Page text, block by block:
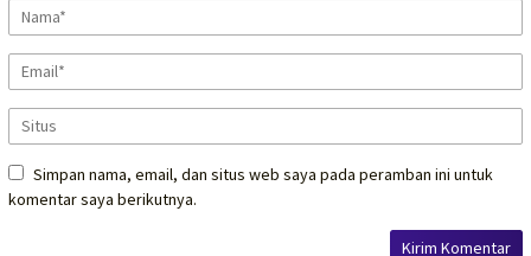
Simpan nama, email, dan situs web saya pada peramban ini untuk
komentar saya berikutnya.